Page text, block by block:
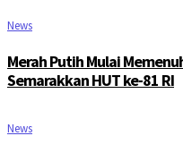
News
Merah Putih Mulai
Semarakkan HUT ke-81 RI
News